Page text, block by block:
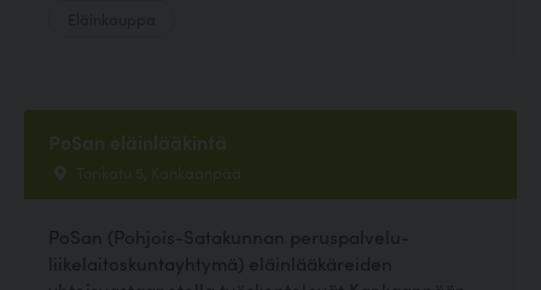
PoSan eläinlääkintä
Torikatu 5, Kankaanpää
PoSan (Pohjois-Satakunnan peruspalvelu-
liikelaitoskuntayhtymä) eläinlääkäreiden